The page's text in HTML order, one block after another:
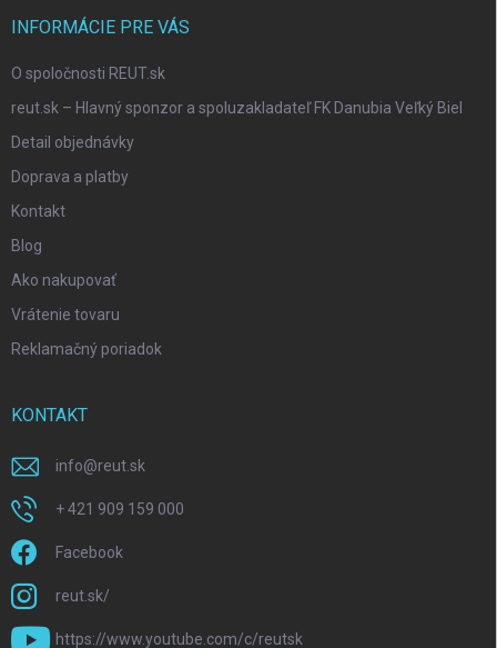
INFORMÁCIE PRE VÁS
O spoločnosti REUT.sk
reut.sk – Hlavný sponzor a spoluzakladateľ FK Danubia Veľký Biel
Detail objednávky
Doprava a platby
Kontakt
Blog
Ako nakupovať
Vrátenie tovaru
Reklamačný poriadok
KONTAKT
info@reut.sk
+ 421 909 159 000
Facebook
reut.sk/
https://www.youtube.com/c/reutsk